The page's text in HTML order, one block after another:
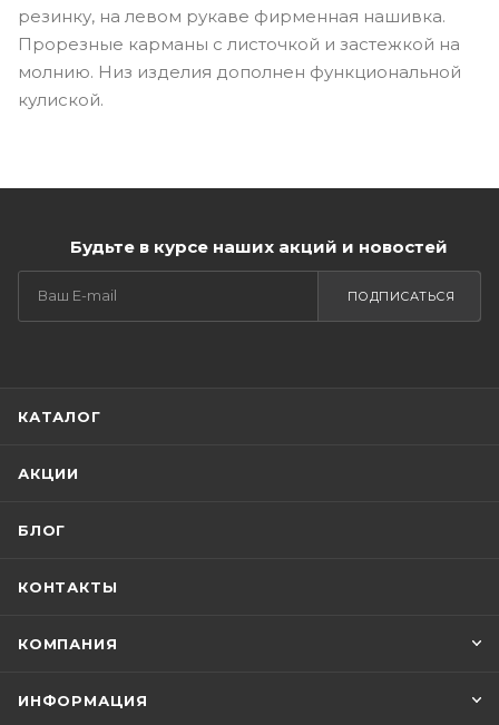
резинку, на левом рукаве фирменная нашивка.
Прорезные карманы с листочкой и застежкой на
молнию. Низ изделия дополнен функциональной
кулиской.
Будьте в курсе наших акций и новостей
ПОДПИСАТЬСЯ
КАТАЛОГ
АКЦИИ
БЛОГ
КОНТАКТЫ
КОМПАНИЯ
ИНФОРМАЦИЯ